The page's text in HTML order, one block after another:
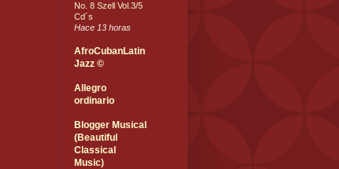
No. 8 Szell Vol.3/5
Cd´s
Hace 13 horas
AfroCubanLatin
Jazz ©
Allegro
ordinario
Blogger Musical
(Beautiful
Classical
Music)